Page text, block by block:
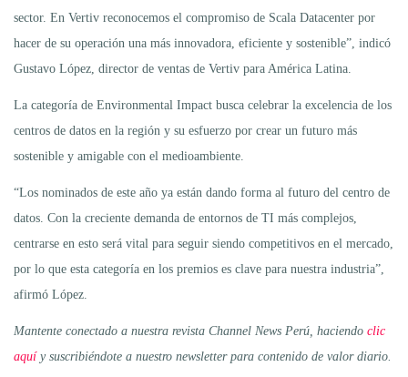
sector. En Vertiv reconocemos el compromiso de Scala Datacenter por
hacer de su operación una más innovadora, eficiente y sostenible”, indicó
Gustavo López, director de ventas de Vertiv para América Latina.
La categoría de Environmental Impact busca celebrar la excelencia de los
centros de datos en la región y su esfuerzo por crear un futuro más
sostenible y amigable con el medioambiente.
“Los nominados de este año ya están dando forma al futuro del centro de
datos. Con la creciente demanda de entornos de TI más complejos,
centrarse en esto será vital para seguir siendo competitivos en el mercado,
por lo que esta categoría en los premios es clave para nuestra industria”,
afirmó López.
Mantente conectado a nuestra revista Channel News Perú, haciendo clic
aquíy suscribiéndote a nuestro newsletter para contenido de valor diario.